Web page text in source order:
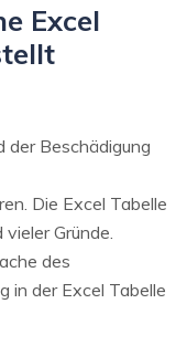
Excel
der Beschädigung
Die Excel Tabelle
Gründe.
des
in der Excel Tabelle